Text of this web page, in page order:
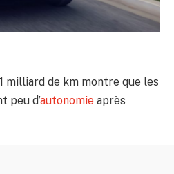
milliard de km montre que les
peu d’autonomie après